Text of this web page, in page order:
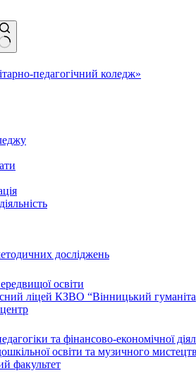
досліджень
освіти
ліцей КЗВО “Вінницький
та фінансово-економічної
освіти та музичного
факультет